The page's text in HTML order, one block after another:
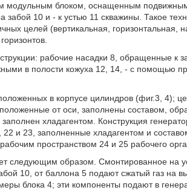
модульным блоком, оснащенным
10 и - к устью 11 скважины. Такое
целей (вертикальная, горизонтальная,
рабочие насадки 8, обращенные к
в полости кожуха 12, 14, - с помощью
в корпусе цилиндров (фиг.3, 4);
от оси, заполнены составом,
хладагентом. Конструкция
и 23, заполненные хладагентом и
пространством 24 и 25 рабочего
следующим образом. Смонтированное на
10, от баллона 5 подают сжатый газ на
блока 4; эти компоненты подают в